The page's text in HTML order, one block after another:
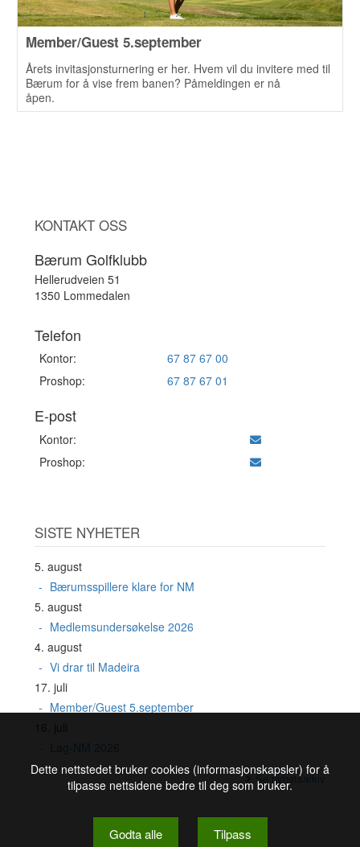
Member/Guest 5.september
Årets invitasjonsturnering er her. Hvem vil du invitere med til
Bærum for å vise frem banen? Påmeldingen er nå
åpen.
KONTAKT OSS
Bærum Golfklubb
Hellerudveien 51
1350 Lommedalen
Telefon
Kontor:
67 87 67 00
Proshop:
67 87 67 01
E-post
Kontor:
Proshop:
SISTE NYHETER
5. august
Bærumsspillere klare for NM
5. august
Medlemsundersøkelse 2026
4. august
Vi drar til Madeira
17. juli
Member/Guest 5.september
Se nyhetsarkiv
Dette nettstedet bruker cookies (informasjonskapsler) for å
tilpasse nettsidene bedre til deg som bruker.
Godta alle Tilpass